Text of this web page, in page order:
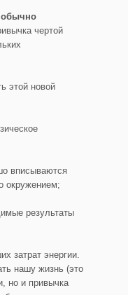
обычно
чертой
этой новой
вписываются
окружением;
результаты
затрат энергии.
нашу жизнь (это
но и привычка